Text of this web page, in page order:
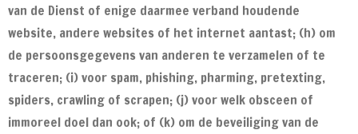
van de Dienst of enige daarmee verband houdende
website, andere websites of het internet aantast; (h) om
de persoonsgegevens van anderen te verzamelen of te
traceren; (i) voor spam, phishing, pharming, pretexting,
spiders, crawling of scrapen; (j) voor welk obsceen of
immoreel doel dan ook; of (k) om de beveiliging van de